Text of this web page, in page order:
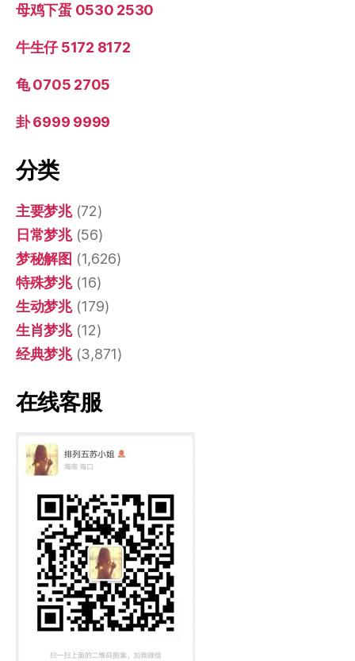
母鸡下蛋 0530 2530
牛生仔 5172 8172
龟 0705 2705
卦 6999 9999
分类
主要梦兆(72)
日常梦兆(56)
梦秘解图 (1,626)
特殊梦兆(16)
生动梦兆(179)
生肖梦兆(12)
经典梦兆(3,871)
在线客服